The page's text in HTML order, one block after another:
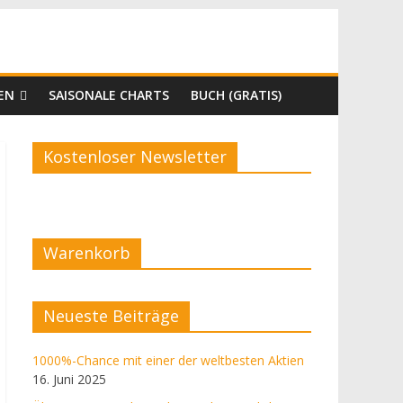
SAISONALE CHARTS BUCH (GRATIS)
Kostenloser Newsletter
Warenkorb
Neueste Beiträge
1000%-Chance mit einer der weltbesten Aktien
16. Juni 2025